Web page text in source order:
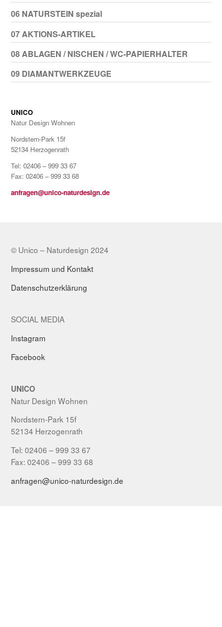
06 NATURSTEIN spezial
07 AKTIONS-ARTIKEL
08 ABLAGEN / NISCHEN / WC-PAPIERHALTER
09 DIAMANTWERKZEUGE
UNICO
Natur Design Wohnen
Nordstern-Park 15f
52134 Herzogenrath
Tel: 02406 – 999 33 67
Fax: 02406 – 999 33 68
anfragen@unico-naturdesign.de
© Unico – Naturdesign 2024
Impressum und Kontakt
Datenschutzerklärung
SOCIAL MEDIA
Instagram
Facebook
UNICO
Natur Design Wohnen
Nordstern-Park 15f
52134 Herzogenrath
Tel: 02406 – 999 33 67
Fax: 02406 – 999 33 68
anfragen@unico-naturdesign.de